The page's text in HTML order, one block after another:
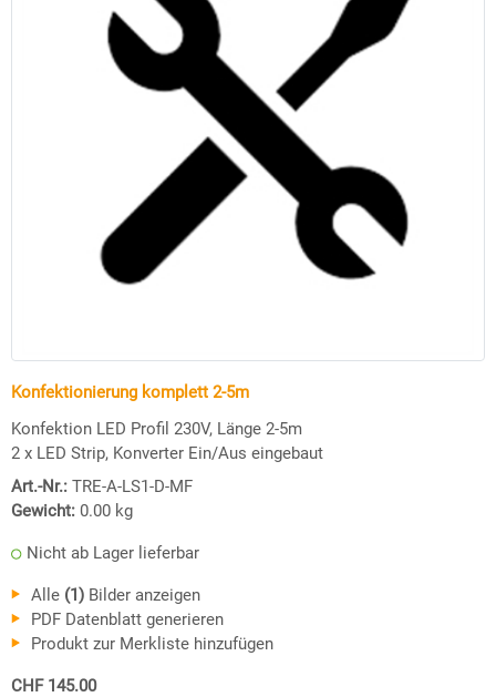
Konfektionierung komplett 2-5m
Konfektion LED Profil 230V, Länge 2-5m
2 x LED Strip, Konverter Ein/Aus eingebaut
Art.-Nr.: TRE-A-LS1-D-MF
Gewicht: 0.00 kg
Nicht ab Lager lieferbar
Alle (1) Bilder anzeigen
PDF Datenblatt generieren
Produkt zur Merkliste hinzufügen
CHF 145.00